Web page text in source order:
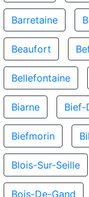
Barretaine
Beaufort
Bellefontaine
Biarne Bief-
Biefmorin
Blois-Sur-Seille
Bois-De-Gand